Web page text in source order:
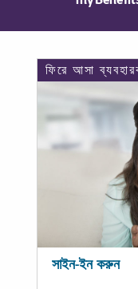
ফিরে আসা
সাইন-ইন করুন